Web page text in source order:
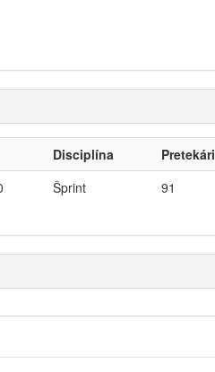
Disciplína
Pretekári
Šprint 91